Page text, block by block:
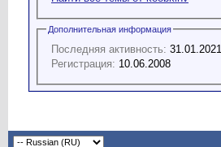
Дополнительная информация
Последняя активность: 31.01.2021
Регистрация: 10.06.2008